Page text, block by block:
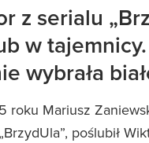
z serialu
w
wybrała
roku Mariusz
poślubił